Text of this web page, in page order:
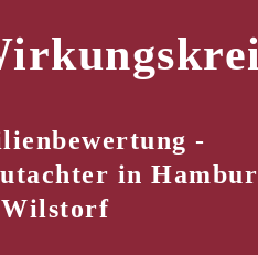
-
in
Wilstorf